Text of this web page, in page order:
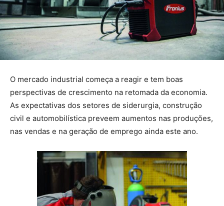
O mercado industrial começa a reagir e tem boas
perspectivas de crescimento na retomada da economia.
As expectativas dos setores de siderurgia, construção
civil e automobilística preveem aumentos nas produções,
nas vendas e na geração de emprego ainda este ano.